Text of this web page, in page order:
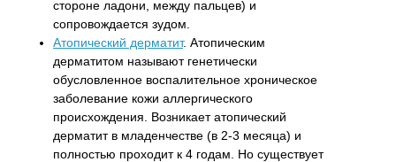
стороне ладони, между пальцев) и
сопровождается зудом.
Атопический дерматит. Атопическим
дерматитом называют генетически
обусловленное воспалительное хроническое
заболевание кожи аллергического
происхождения. Возникает атопический
дерматит в младенчестве (в 2-3 месяца) и
полностью проходит к 4 годам. Но существует